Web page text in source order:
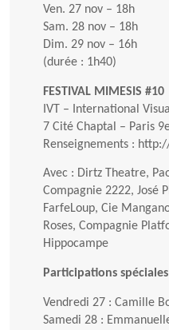
Ven. 27 nov – 18h
Sam. 28 nov – 18h
Dim. 29 nov – 16h
(durée : 1h40)
FESTIVAL MIMESIS #10
IVT – International
7 Cité Chaptal – Paris
Renseignements :
Avec : Dirtz Theatre,
Compagnie 2222, José
FarfeLoup, Cie
Roses, Compagnie
Hippocampe
Participations
Vendredi 27 : Camille
Samedi 28 :